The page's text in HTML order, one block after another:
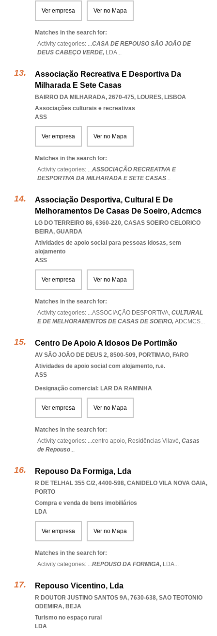
Ver empresa Ver no Mapa
Matches in the search for:
Activity categories: ...CASA DE REPOUSO SÃO JOÃO DE
DEUS CABEÇO VERDE, LDA...
Associação Recreativa E Desportiva Da
Milharada E Sete Casas
BAIRRO DA MILHARADA, 2670-475, LOURES, LISBOA
Associações culturais e recreativas
ASS
Ver empresa Ver no Mapa
Matches in the search for:
Activity categories: ...ASSOCIAÇÃO RECREATIVA E
DESPORTIVA DA MILHARADA E SETE CASAS...
Associação Desportiva, Cultural E De
Melhoramentos De Casas De Soeiro, Adcmcs
LG DO TERREIRO 86, 6360-220, CASAS SOEIRO CELORICO
BEIRA, GUARDA
Atividades de apoio social para pessoas idosas, sem
alojamento
ASS
Ver empresa Ver no Mapa
Matches in the search for:
Activity categories: ...ASSOCIAÇÃO DESPORTIVA, CULTURAL
E DE MELHORAMENTOS DE CASAS DE SOEIRO, ADCMCS...
Centro De Apoio A Idosos De Portimão
AV SÃO JOÃO DE DEUS 2, 8500-509, PORTIMAO, FARO
Atividades de apoio social com alojamento, n.e.
ASS
Designação comercial: LAR DA RAMINHA
Ver empresa Ver no Mapa
Matches in the search for:
Activity categories: ...centro apoio, Residências Vilavó, Casas
de Repouso...
Repouso Da Formiga, Lda
R DE TELHAL 355 C/2, 4400-598, CANIDELO VILA NOVA GAIA,
PORTO
Compra e venda de bens imobiliários
LDA
Ver empresa Ver no Mapa
Matches in the search for:
Activity categories: ...REPOUSO DA FORMIGA, LDA...
Repouso Vicentino, Lda
R DOUTOR JUSTINO SANTOS 9A, 7630-638, SAO TEOTONIO
ODEMIRA, BEJA
Turismo no espaço rural
LDA